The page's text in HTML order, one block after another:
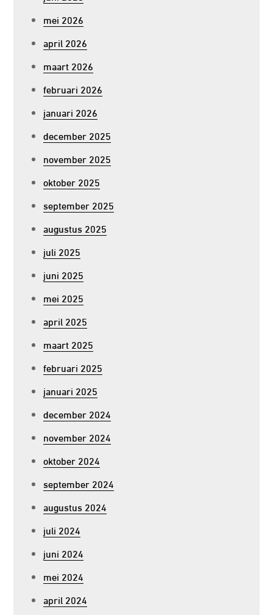
mei 2026
april 2026
maart 2026
februari 2026
januari 2026
december 2025
november 2025
oktober 2025
september 2025
augustus 2025
juli 2025
juni 2025
mei 2025
april 2025
maart 2025
februari 2025
januari 2025
december 2024
november 2024
oktober 2024
september 2024
augustus 2024
juli 2024
juni 2024
mei 2024
april 2024